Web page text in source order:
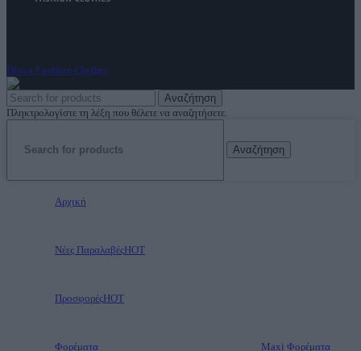
Diora Fashion Clothes
Αναζήτηση
Πληκτρολογίστε τη λέξη που θέλετε να αναζητήσετε.
Αναζήτηση
Αρχική
Νέες ΠαραλαβέςHOT
ΠροσφορέςHOT
Φορέματα Maxi Φορέματα